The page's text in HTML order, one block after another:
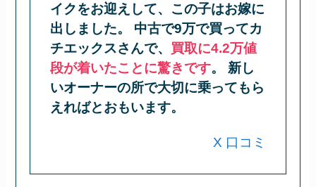
イクをお迎えして、この子はお嫁に
出しました。 中古で9万で買ってカ
チエックスさんで、 買取に4.2万値
段が着いたことに驚きです。 新し
いオーナーの所で大切に乗ってもら
えればとおもいます。
X 口コミ